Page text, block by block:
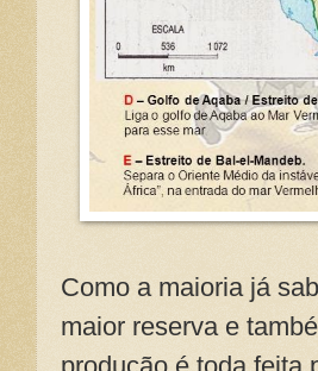
Como a maioria já
maior reserva e